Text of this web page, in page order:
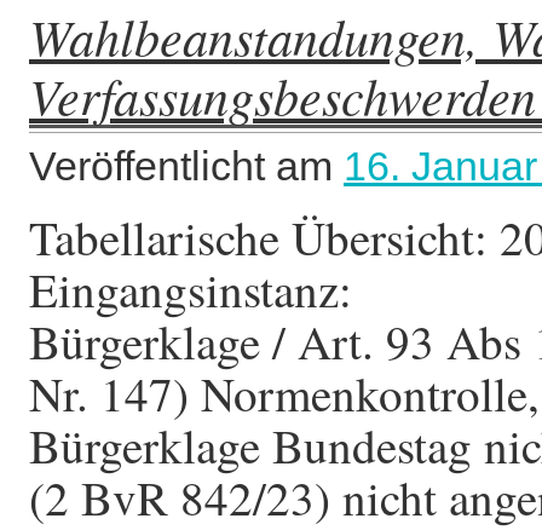
wir
2029,
wie
Wahlbeanstandungen,
Veröffentlicht am 16.
Tabellarische
Eingangsinstanz:
Bürgerklage / Art. 93
Nr. 147)
Bürgerklage Bundestag
(2 BvR 842/23) nicht